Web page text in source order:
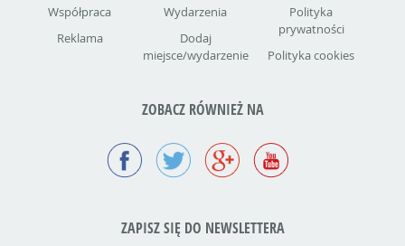
Współpraca
Reklama
Wydarzenia
Dodaj
miejsce/wydarzenie
Polityka
prywatności
Polityka cookies
ZOBACZ RÓWNIEŻ NA
ZAPISZ SIĘ DO NEWSLETTERA